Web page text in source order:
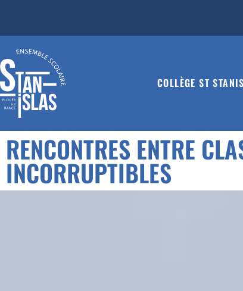
COLLÈGE ST
RENCONTRES ENTRE
INCORRUPTIBLES